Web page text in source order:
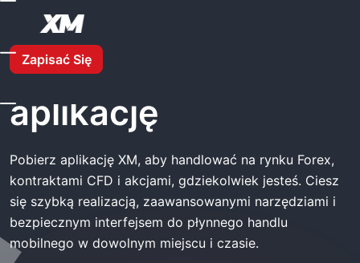
Zapisać Się
Strona Główna
XM Pobierz
aplikację
Pobierz aplikację XM, aby handlować na rynku Forex,
kontraktami CFD i akcjami, gdziekolwiek jesteś. Ciesz
się szybką realizacją, zaawansowanymi narzędziami i
bezpiecznym interfejsem do płynnego handlu
mobilnego w dowolnym miejscu i czasie.